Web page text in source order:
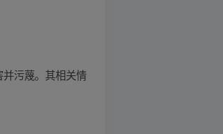
污蔑。其相关情